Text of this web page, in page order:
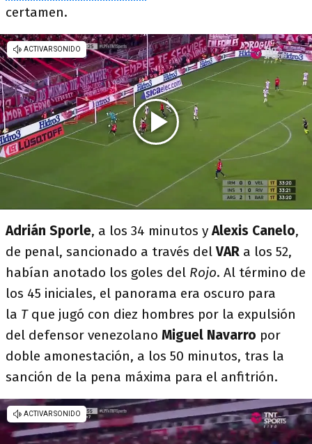
certamen.
Adrián Sporle, a los 34 minutos yAlexis Canelo,
de penal, sancionado a través delVAR a los 52,
habían anotado los goles del Rojo. Al término de
los 45 iniciales, el panorama era oscuro para
la Tque jugó con diez hombres por la expulsión
del defensor venezolano Miguel Navarro por
doble amonestación, a los 50 minutos, tras la
sanción de la pena máxima para el anfitrión.